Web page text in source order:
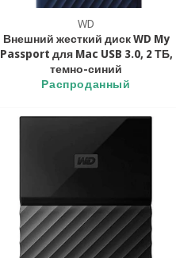
WD
Внешний жесткий диск WD My
Passport для Mac USB 3.0, 2 ТБ,
темно-синий
Распроданный